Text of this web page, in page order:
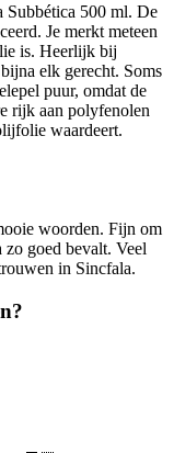
Subbética 500 ml. De
Je merkt meteen
is. Heerlijk bij
elk gerecht. Soms
puur, omdat de
rijk aan polyfenolen
waardeert.
woorden. Fijn om
zo goed bevalt. Veel
in Sincfala.